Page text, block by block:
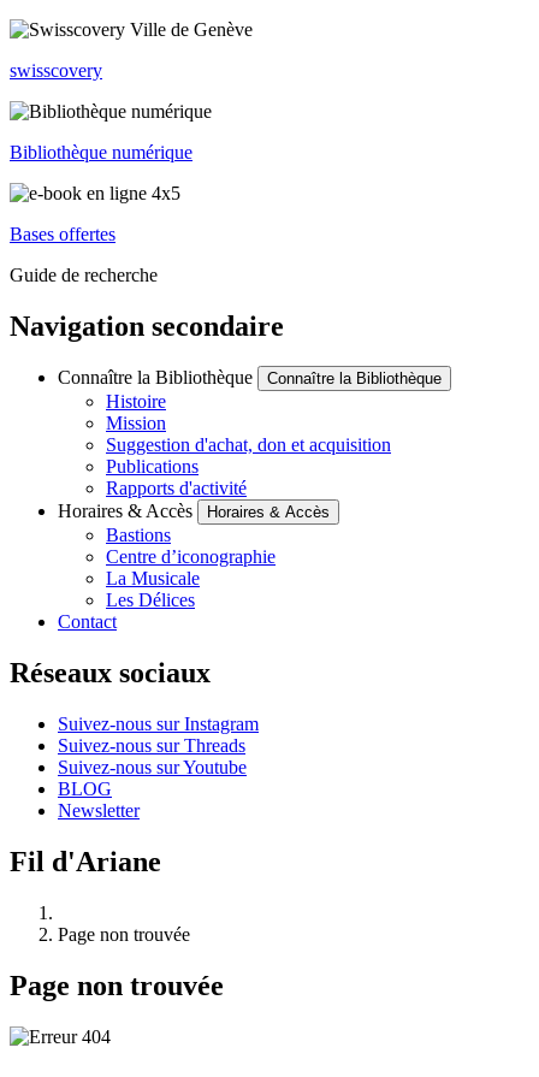
swisscovery
Bibliothèque numérique
Bases offertes
Guide de recherche
Navigation secondaire
Connaître la Bibliothèque Connaître la Bibliothèque
Histoire
Mission
Suggestion d'achat, don et acquisition
Publications
Rapports d'activité
Horaires & Accès
Horaires & Accès
Bastions
Centre d’iconographie
La Musicale
Les Délices
Contact
Réseaux sociaux
Suivez-nous sur Instagram
Suivez-nous sur Threads
Suivez-nous sur Youtube
BLOG
Newsletter
Fil d'Ariane
Page non trouvée
Page non trouvée